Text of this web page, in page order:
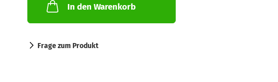
In den Warenkorb
Frage zum Produkt